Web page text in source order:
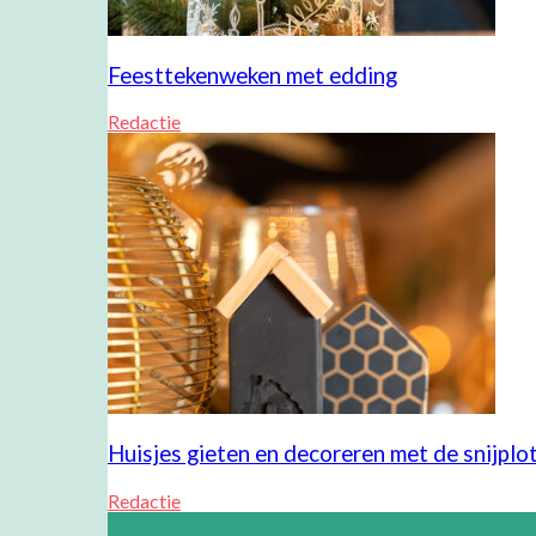
Feesttekenweken met edding
Redactie
Huisjes gieten en decoreren met de
Redactie